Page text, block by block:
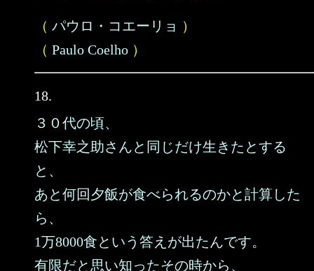
（ パウロ・コエーリョ ）
（ Paulo Coelho ）
18.
３０代の頃、
松下幸之助さんと同じだけ生きたとする
と、
あと何回夕飯が食べられるのかと計算した
ら、
1万8000食という答えが出たんです。
有限だと思い知ったその時から、